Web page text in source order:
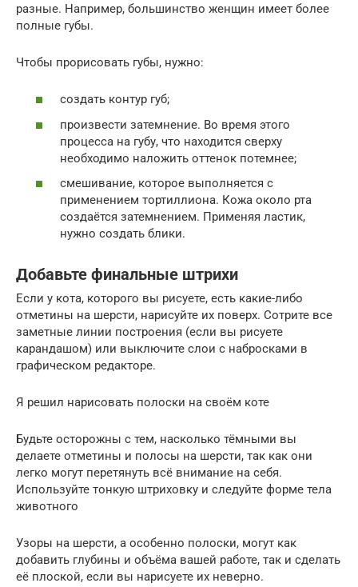
разные. Например, большинство женщин имеет более
полные губы.
Чтобы прорисовать губы, нужно:
создать контур губ;
произвести затемнение. Во время этого
процесса на губу, что находится сверху
необходимо наложить оттенок потемнее;
смешивание, которое выполняется с
применением тортиллиона. Кожа около рта
создаётся затемнением. Применяя ластик,
нужно создать блики.
Добавьте финальные штрихи
Если у кота, которого вы рисуете, есть какие-либо
отметины на шерсти, нарисуйте их поверх. Сотрите все
заметные линии построения (если вы рисуете
карандашом) или выключите слои с набросками в
графическом редакторе.
Я решил нарисовать полоски на своём коте
Будьте осторожны с тем, насколько тёмными вы
делаете отметины и полосы на шерсти, так как они
легко могут перетянуть всё внимание на себя.
Используйте тонкую штриховку и следуйте форме тела
животного
Узоры на шерсти, а особенно полоски, могут как
добавить глубины и объёма вашей работе, так и сделать
её плоской, если вы нарисуете их неверно.